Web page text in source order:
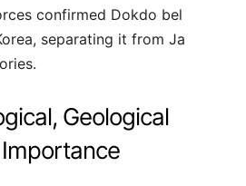
confirmed Dokdo bel
separating it from Ja
Geological